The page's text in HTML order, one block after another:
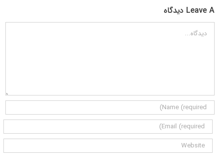
Leave A دیدگاه
دیدگاه